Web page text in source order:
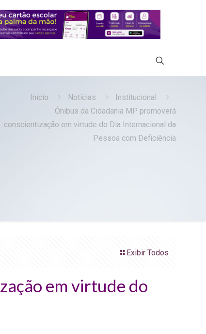
Início Notícias
Institucional
Ônibus da Cidadania MP promoverá
conscientização em virtude do Dia Internacional da
Pessoa com Deficiência
Exibir Todos
em virtude do